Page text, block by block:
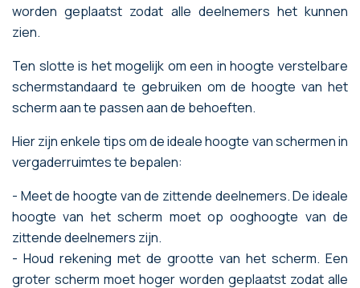
worden geplaatst zodat alle deelnemers het kunnen
zien.
Ten slotte is het mogelijk om een in hoogte verstelbare
schermstandaard te gebruiken om de hoogte van het
scherm aan te passen aan de behoeften.
Hier zijn enkele tips om de ideale hoogte van schermen in
vergaderruimtes te bepalen:
- Meet de hoogte van de zittende deelnemers. De ideale
hoogte van het scherm moet op ooghoogte van de
zittende deelnemers zijn.
- Houd rekening met de grootte van het scherm. Een
groter scherm moet hoger worden geplaatst zodat alle